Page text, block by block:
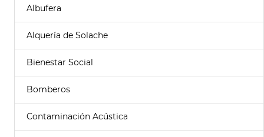
Albufera
Alquería de Solache
Bienestar Social
Bomberos
Contaminación Acústica